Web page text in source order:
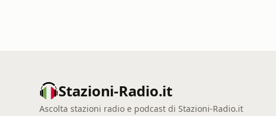
Stazioni-Radio.it
Ascolta stazioni radio e podcast di Stazioni-Radio.it